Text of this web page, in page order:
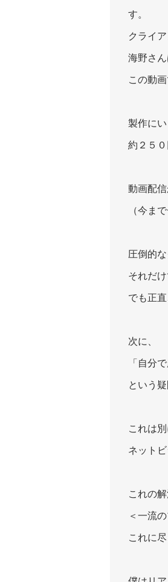
す。
クライ
海野さ
この動
製作にい
約２５０
動画配
（今ま
圧倒的
それだ
でも正
次に、
「自分
という
これは
ネット
これの
＜一流
これに尽